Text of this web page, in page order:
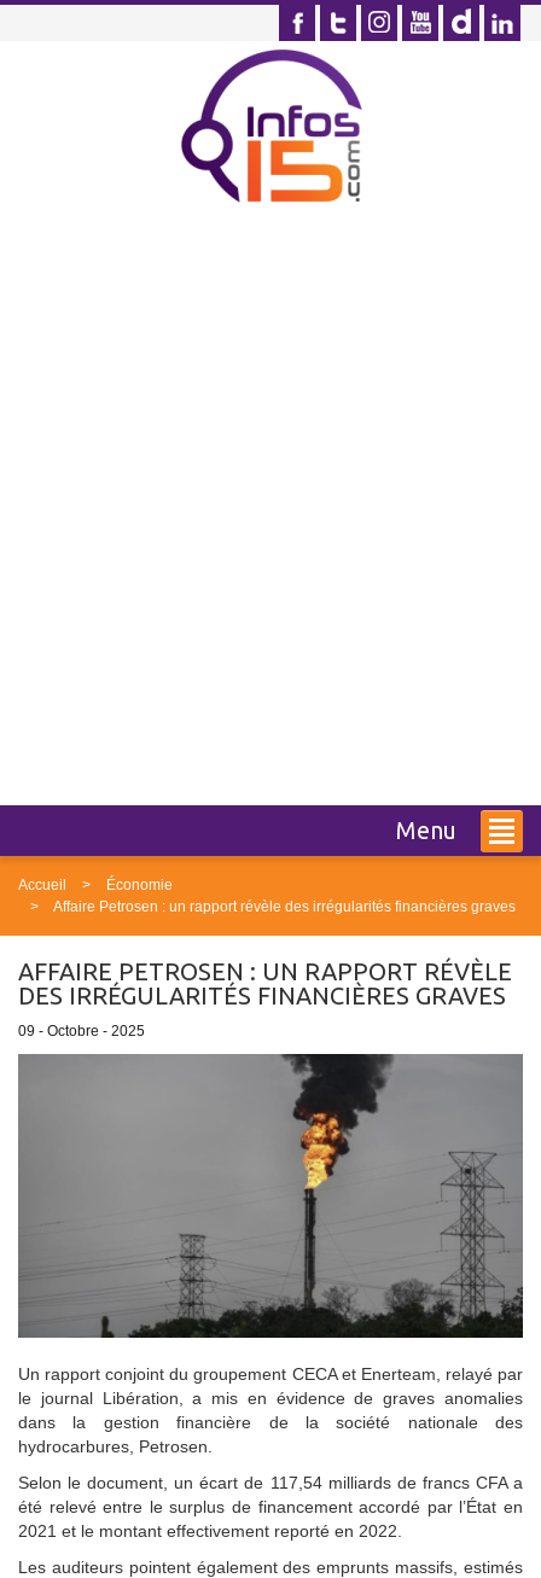
Menu
Accueil
Économie
Affaire Petrosen : un rapport révèle des irrégularités financières graves
AFFAIRE PETROSEN : UN RAPPORT RÉVÈLE
DES IRRÉGULARITÉS FINANCIÈRES GRAVES
09 - Octobre - 2025
Un rapport conjoint du groupement CECA et Enerteam, relayé par
le journal Libération, a mis en évidence de graves anomalies
dans la gestion financière de la société nationale des
hydrocarbures, Petrosen.
Selon le document, un écart de 117,54 milliards de francs CFA a
été relevé entre le surplus de financement accordé par l’État en
2021 et le montant effectivement reporté en 2022.
Les auditeurs pointent également des emprunts massifs, estimés